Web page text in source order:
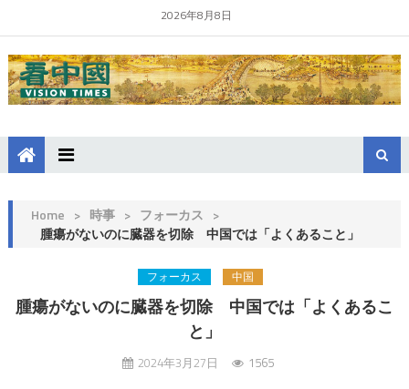
2026年8月8日
Home > 時事 > フォーカス >
腫瘍がないのに臓器を切除 中国では「よくあること」
フォーカス 中国
腫瘍がないのに臓器を切除 中国では「よくあるこ
と」
2024年3月27日 1565